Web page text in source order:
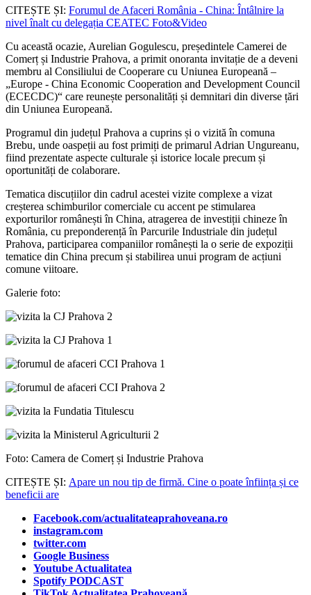
CITEȘTE ȘI: Forumul de Afaceri România - China: Întâlnire la
nivel înalt cu delegația CEATEC Foto&Video
Cu această ocazie, Aurelian Gogulescu, președintele Camerei de
Comerț și Industrie Prahova, a primit onoranta invitație de a deveni
membru al Consiliului de Cooperare cu Uniunea Europeană –
„Europe - China Economic Cooperation and Development Council
(ECECDC)“ care reunește personalități și demnitari din diverse țări
din Uniunea Europeană.
Programul din județul Prahova a cuprins și o vizită în comuna
Brebu, unde oaspeții au fost primiți de primarul Adrian Ungureanu,
fiind prezentate aspecte culturale și istorice locale precum și
oportunități de colaborare.
Tematica discuțiilor din cadrul acestei vizite complexe a vizat
creșterea schimburilor comerciale cu accent pe stimularea
exporturilor românești în China, atragerea de investiții chineze în
România, cu preponderență în Parcurile Industriale din județul
Prahova, participarea companiilor românești la o serie de expoziții
tematice din China precum și stabilirea unui program de acțiuni
comune viitoare.
Galerie foto:
Foto: Camera de Comerț și Industrie Prahova
CITEȘTE ȘI: Apare un nou tip de firmă. Cine o poate înființa și ce
beneficii are
Facebook.com/actualitateaprahoveana.ro
instagram.com
twitter.com
Google Business
Youtube Actualitatea
Spotify PODCAST